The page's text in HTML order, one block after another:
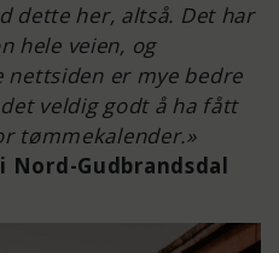
dette her, altså. Det har
hele veien, og
nettsiden er mye bedre
veldig godt å ha fått
tømmekalender.»
Gudbrandsdal